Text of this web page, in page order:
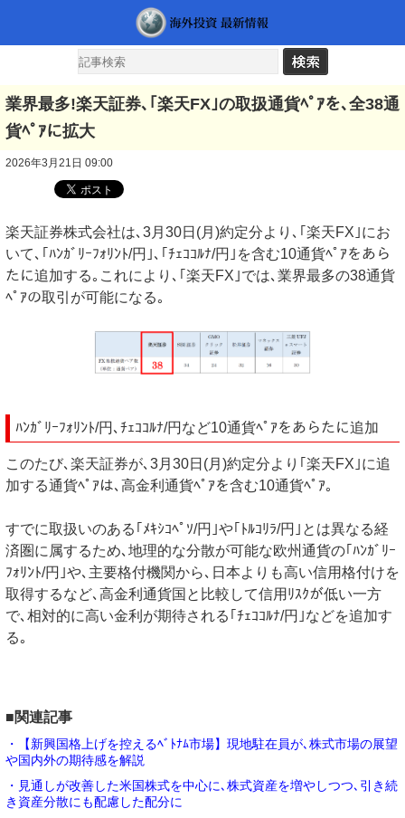
業界最多!楽天証券､｢楽天FX｣の取扱通貨ﾍﾟｱを､全38通
貨ﾍﾟｱに拡大
2026年3月21日 09:00
楽天証券株式会社は､3月30日(月)約定分より､｢楽天FX｣にお
いて､｢ﾊﾝｶﾞﾘｰﾌｫﾘﾝﾄ/円｣､｢ﾁｪｺｺﾙﾅ/円｣を含む10通貨ﾍﾟｱをあら
たに追加する｡これにより､｢楽天FX｣では､業界最多の38通貨
ﾍﾟｱの取引が可能になる｡
ﾊﾝｶﾞﾘｰﾌｫﾘﾝﾄ/円､ﾁｪｺｺﾙﾅ/円など10通貨ﾍﾟｱをあらたに追加
このたび､楽天証券が､3月30日(月)約定分より｢楽天FX｣に追
加する通貨ﾍﾟｱは､高金利通貨ﾍﾟｱを含む10通貨ﾍﾟｱ｡
すでに取扱いのある｢ﾒｷｼｺﾍﾟｿ/円｣や｢ﾄﾙｺﾘﾗ/円｣とは異なる経
済圏に属するため､地理的な分散が可能な欧州通貨の｢ﾊﾝｶﾞﾘｰ
ﾌｫﾘﾝﾄ/円｣や､主要格付機関から､日本よりも高い信用格付けを
取得するなど､高金利通貨国と比較して信用ﾘｽｸが低い一方
で､相対的に高い金利が期待される｢ﾁｪｺｺﾙﾅ/円｣などを追加す
る｡
■関連記事
・【新興国格上げを控えるﾍﾞﾄﾅﾑ市場】現地駐在員が､株式市場の展望
や国内外の期待感を解説
・見通しが改善した米国株式を中心に､株式資産を増やしつつ､引き続
き資産分散にも配慮した配分に